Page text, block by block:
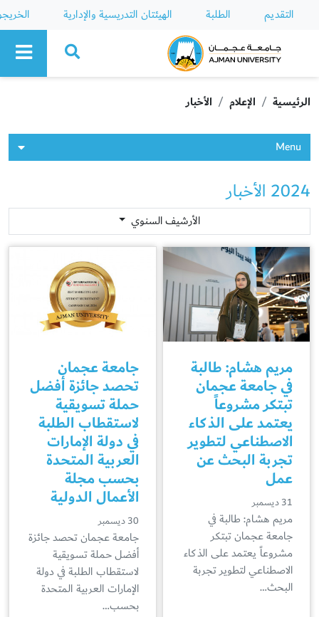
التقديم الطلبة الهيئتان التدريسية والإدارية
Ajman University
الرئيسية الإعلام الأخبار
Menu
2024 الأخبار
الأرشيف السنوي
مريم هشام: طالبة
في جامعة عجمان
تبتكر مشروعاً
يعتمد على الذكاء
الاصطناعي لتطوير
تجربة البحث عن
عمل
31 ديسمبر
مريم هشام: طالبة في
جامعة عجمان تبتكر
مشروعاً يعتمد على الذكاء
الاصطناعي لتطوير تجربة
البحث…
جامعة عجمان
تحصد جائزة أفضل
حملة تسويقية
لاستقطاب الطلبة
في دولة الإمارات
العربية المتحدة
بحسب مجلة
الأعمال الدولية
30 ديسمبر
جامعة عجمان تحصد جائزة
أفضل حملة تسويقية
لاستقطاب الطلبة في دولة
الإمارات العربية المتحدة
بحسب…